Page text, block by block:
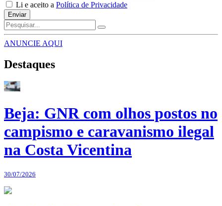
Li e aceito a Política de Privacidade
Enviar
ANUNCIE AQUI
Destaques
Beja: GNR com olhos postos no
campismo e caravanismo ilegal
na Costa Vicentina
30/07/2026